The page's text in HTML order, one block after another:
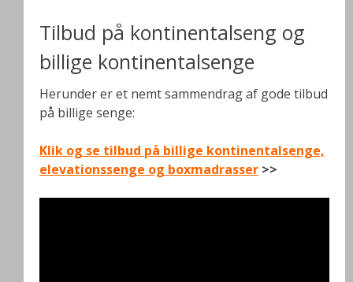
Tilbud på kontinentalseng og
billige kontinentalsenge
Herunder er et nemt sammendrag af gode tilbud
på billige senge:
Klik og se tilbud på billige kontinentalsenge,
elevationssenge og boxmadrasser >>